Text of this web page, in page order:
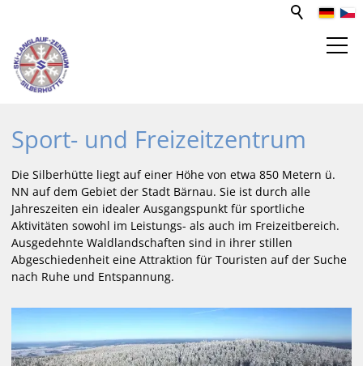
SPORT- UND FREIZEITZENTRUM
Ausflugsziele
Förderverein
SLZ-Sponsoren
Funktionsgebäude
Unterkünfte
Gastronomie
Goldbachhütte
Mediathek
Sport- und Freizeitzentrum
Die Silberhütte liegt auf einer Höhe von etwa 850 Metern ü.
NN auf dem Gebiet der Stadt Bärnau. Sie ist durch alle
Jahreszeiten ein idealer Ausgangspunkt für sportliche
Aktivitäten sowohl im Leistungs- als auch im Freizeitbereich.
Ausgedehnte Waldlandschaften sind in ihrer stillen
Abgeschiedenheit eine Attraktion für Touristen auf der Suche
nach Ruhe und Entspannung.